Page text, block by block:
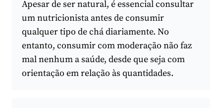
Apesar de ser natural, é essencial consultar
um nutricionista antes de consumir
qualquer tipo de chá diariamente. No
entanto, consumir com moderação não faz
mal nenhum a saúde, desde que seja com
orientação em relação às quantidades.